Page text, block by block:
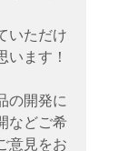
いただけ
います！
の開発に
などご希
意見をお